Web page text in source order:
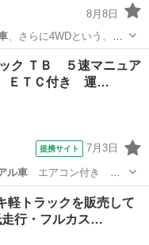
8月8日
、さらに4WDという、現
ク ＴＢ ５速マニュア
ＥＴＣ付き 運…
提携サイト 7月3日
ル車エアコン付き Ｅ
軽トラックを販売して
・低走行・フルカス…